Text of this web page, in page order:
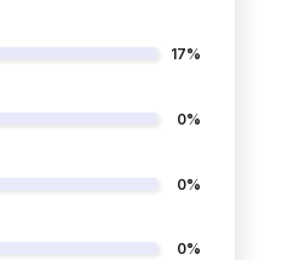
17%
0%
0%
0%